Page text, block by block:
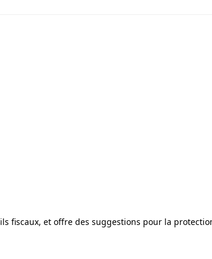
fiscaux, et offre des suggestions pour la